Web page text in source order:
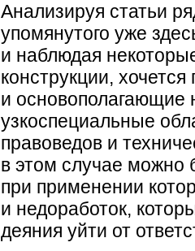
Анализируя статьи
упомянутого уже
и наблюдая
конструкции,
и основополагающие
узкоспециальные
правоведов и
в этом случае можно
при применении
и недоработок,
деяния уйти от